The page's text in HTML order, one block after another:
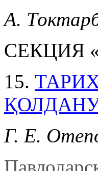
А.
СЕКЦИЯ
15.
Г. Е.